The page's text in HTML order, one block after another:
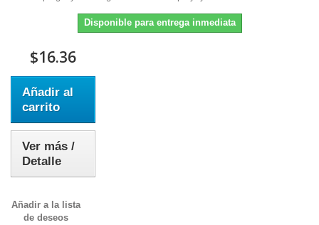
Disponible para entrega inmediata
$16.36
Añadir al
carrito
Ver más /
Detalle
Añadir a la lista
de deseos